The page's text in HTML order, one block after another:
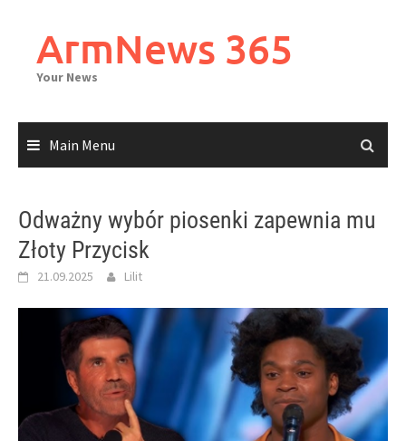
contentArmNews 365
Your News
Main Menu
Odważny wybór piosenki zapewnia mu
Złoty Przycisk
21.09.2025 Lilit